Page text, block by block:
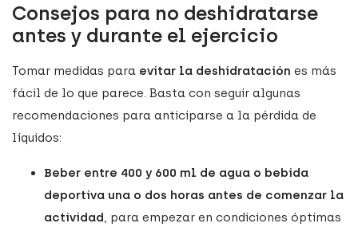
Consejos para no deshidratarse
antes y durante el ejercicio
Tomar medidas para evitar la deshidratación es más
fácil de lo que parece. Basta con seguir algunas
recomendaciones para anticiparse a la pérdida de
líquidos:
Beber entre 400 y 600 ml de agua o bebida
deportiva una o dos horas antes de comenzar la
actividad, para empezar en condiciones óptimas